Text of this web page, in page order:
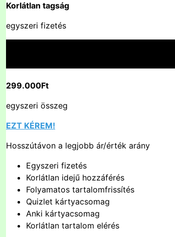
Korlátlan tagság
egyszeri fizetés
299.000Ft
egyszeri összeg
EZT KÉREM!
Hosszútávon a legjobb ár/érték arány
Egyszeri fizetés
Korlátlan idejű hozzáférés
Folyamatos tartalomfrissítés
Quizlet kártyacsomag
Anki kártyacsomag
Korlátlan tartalom elérés